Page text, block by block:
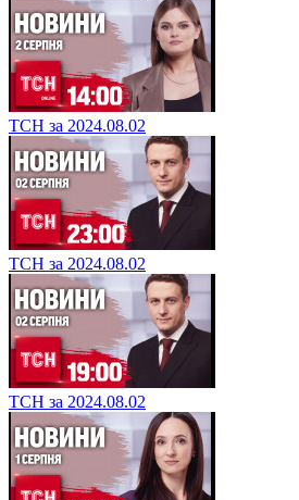
ТСН за 2024.08.02
ТСН за 2024.08.02
ТСН за 2024.08.02